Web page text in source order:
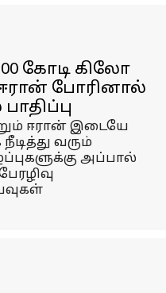
கோடி கிலோ
போரினால்
ஈரான் இடையே
வரும்
அப்பால்